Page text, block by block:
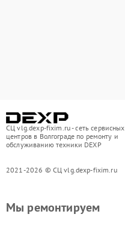
СЦ vlg.dexp-fixim.ru - сеть сервисных
центров в Волгограде по ремонту и
обслуживанию техники DEXP
2021-2026 © СЦ vlg.dexp-fixim.ru
Мы ремонтируем